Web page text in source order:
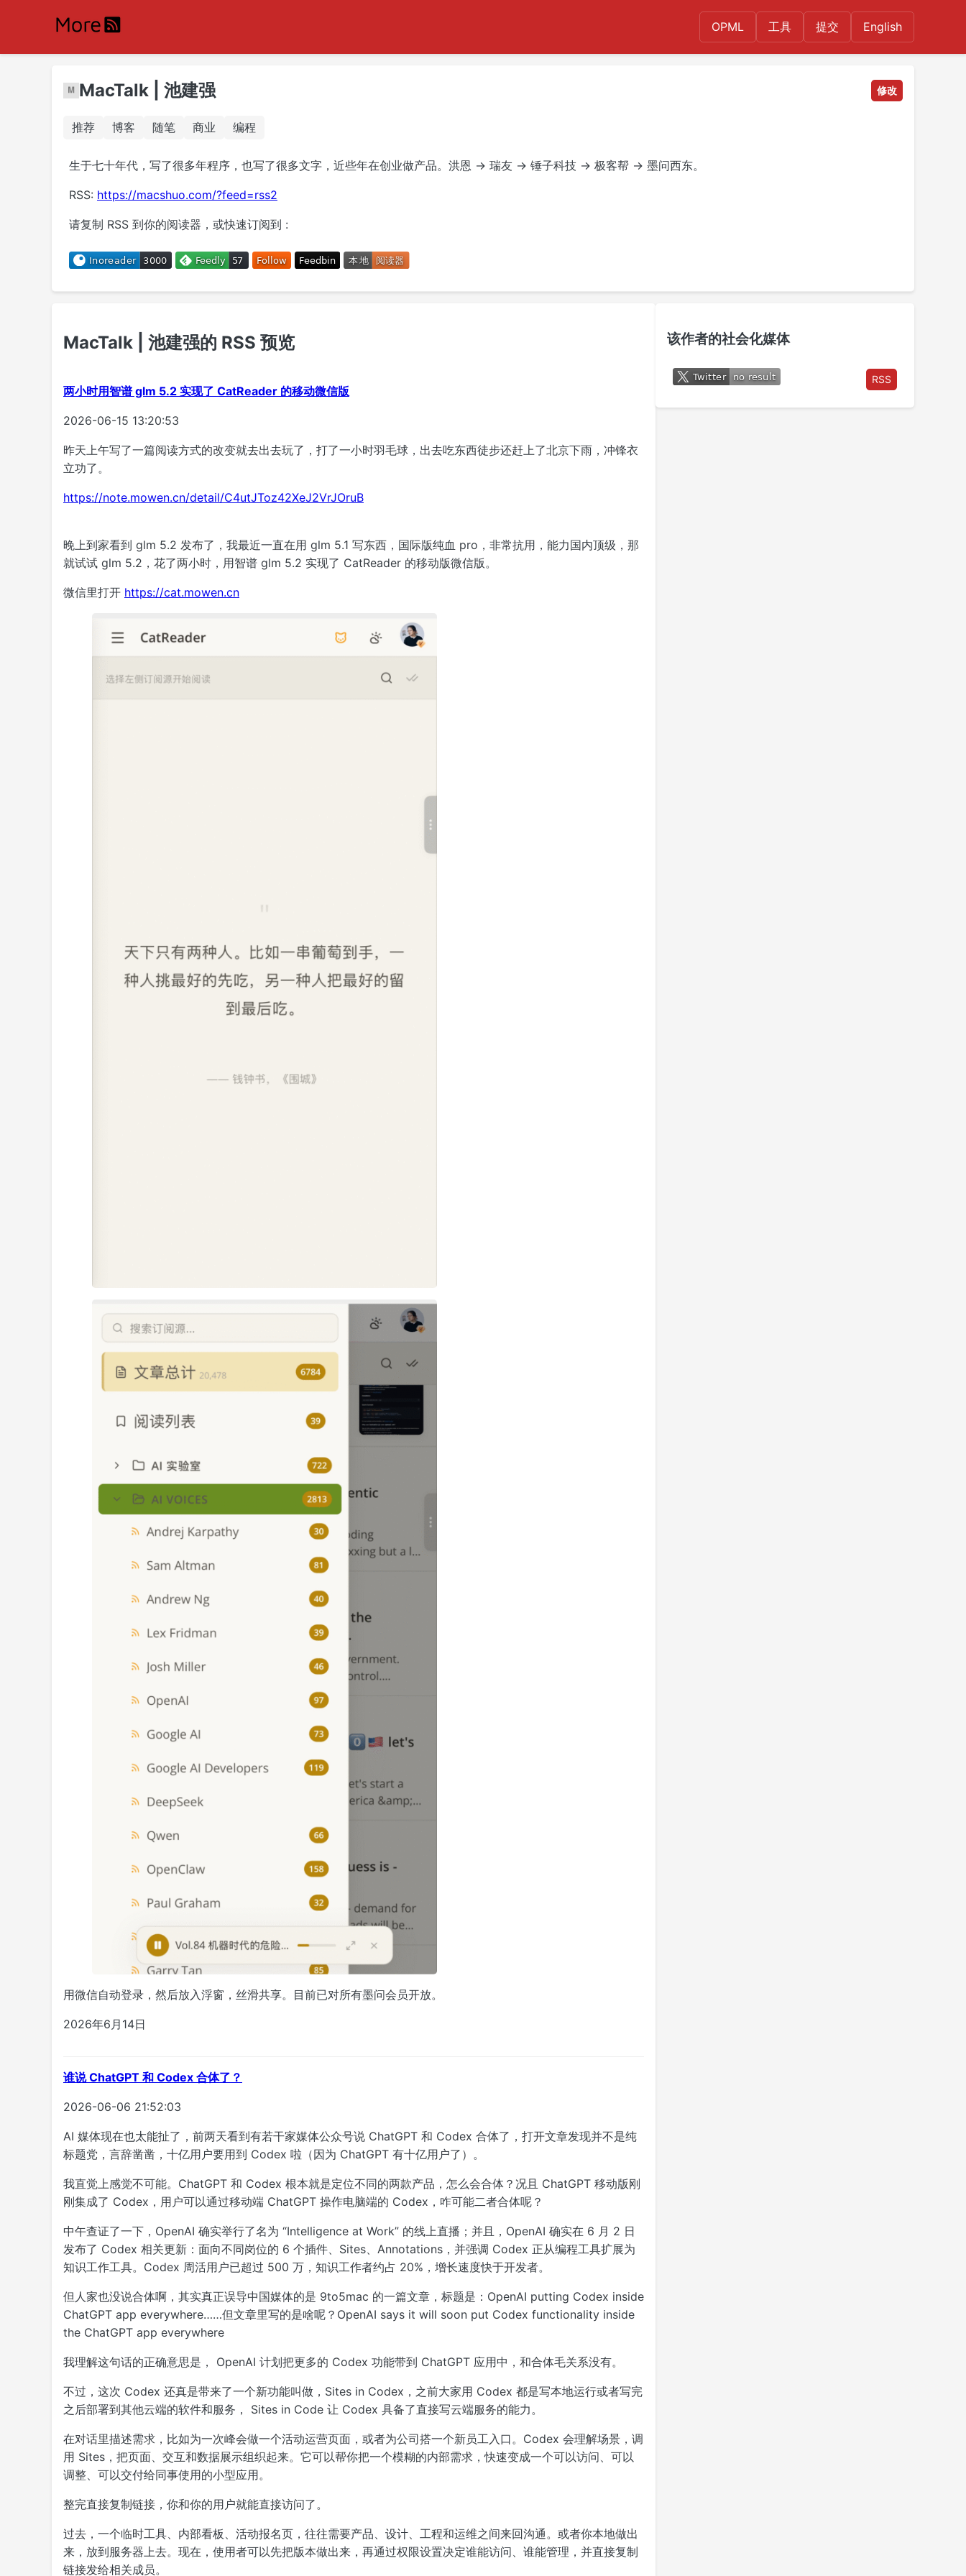
OPML 工具 提交 English
MacTalk | 池建强 修改
推荐 博客 随笔 商业 编程
生于七十年代，写了很多年程序，也写了很多文字，近些年在创业做产品。洪恩 → 瑞友 → 锤子科技 → 极客帮 → 墨问西东。
RSS: https://macshuo.com/?feed=rss2
请复制 RSS 到你的阅读器，或快速订阅到 :
MacTalk | 池建强的 RSS 预览
两小时用智谱 glm 5.2 实现了 CatReader 的移动微信版
2026-06-15 13:20:53
昨天上午写了一篇阅读方式的改变就去出去玩了，打了一小时羽毛球，出去吃东西徒步还赶上了北京下雨，冲锋衣
立功了。
https://note.mowen.cn/detail/C4utJToz42XeJ2VrJOruB
晚上到家看到 glm 5.2 发布了，我最近一直在用 glm 5.1 写东西，国际版纯血 pro，非常抗用，能力国内顶级，那
就试试 glm 5.2，花了两小时，用智谱 glm 5.2 实现了 CatReader 的移动版微信版。
微信里打开 https://cat.mowen.cn
用微信自动登录，然后放入浮窗，丝滑共享。目前已对所有墨问会员开放。
2026年6月14日
谁说 ChatGPT 和 Codex 合体了？
2026-06-06 21:52:03
AI 媒体现在也太能扯了，前两天看到有若干家媒体公众号说 ChatGPT 和 Codex 合体了，打开文章发现并不是纯
标题党，言辞凿凿，十亿用户要用到 Codex 啦（因为 ChatGPT 有十亿用户了）。
我直觉上感觉不可能。ChatGPT 和 Codex 根本就是定位不同的两款产品，怎么会合体？况且 ChatGPT 移动版刚
刚集成了 Codex，用户可以通过移动端 ChatGPT 操作电脑端的 Codex，咋可能二者合体呢？
中午查证了一下，OpenAI 确实举行了名为 “Intelligence at Work” 的线上直播；并且，OpenAI 确实在 6 月 2 日
发布了 Codex 相关更新：面向不同岗位的 6 个插件、Sites、Annotations，并强调 Codex 正从编程工具扩展为
知识工作工具。Codex 周活用户已超过 500 万，知识工作者约占 20%，增长速度快于开发者。
但人家也没说合体啊，其实真正误导中国媒体的是 9to5mac 的一篇文章，标题是：OpenAI putting Codex inside
ChatGPT app everywhere……但文章里写的是啥呢？OpenAI says it will soon put Codex functionality inside
the ChatGPT app everywhere
我理解这句话的正确意思是， OpenAI 计划把更多的 Codex 功能带到 ChatGPT 应用中，和合体毛关系没有。
不过，这次 Codex 还真是带来了一个新功能叫做，Sites in Codex，之前大家用 Codex 都是写本地运行或者写完
之后部署到其他云端的软件和服务， Sites in Code 让 Codex 具备了直接写云端服务的能力。
在对话里描述需求，比如为一次峰会做一个活动运营页面，或者为公司搭一个新员工入口。Codex 会理解场景，调
用 Sites，把页面、交互和数据展示组织起来。它可以帮你把一个模糊的内部需求，快速变成一个可以访问、可以
调整、可以交付给同事使用的小型应用。
整完直接复制链接，你和你的用户就能直接访问了。
过去，一个临时工具、内部看板、活动报名页，往往需要产品、设计、工程和运维之间来回沟通。或者你本地做出
来，放到服务器上去。现在，使用者可以先把版本做出来，再通过权限设置决定谁能访问、谁能管理，并直接复制
链接发给相关成员。
该作者的社会化媒体
RSS